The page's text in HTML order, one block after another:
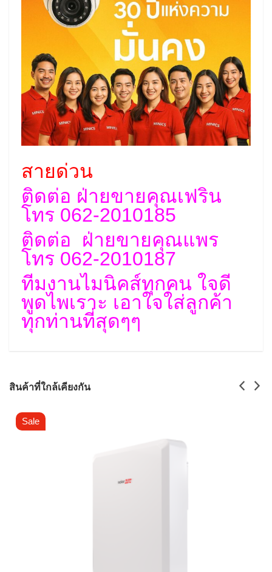
สายด่วน
ติดต่อ ฝ่ายขายคุณเฟริน
โทร 062-2010185
ติดต่อ ฝ่ายขายคุณแพร
โทร 062-2010187
ทีมงานไมนิคส์ทุกคน ใจดี
พูดไพเราะ เอาใจใส่ลูกค้า
ทุกท่านที่สุดๆๆ
สินค้าที่ใกล้เคียงกัน
Sale